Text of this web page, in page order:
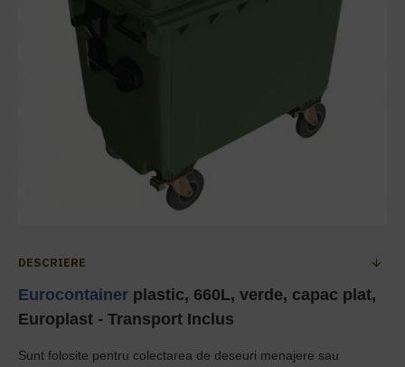
DESCRIERE
Eurocontainer plastic, 660L, verde, capac plat,
Europlast - Transport Inclus
Sunt folosite pentru colectarea de deseuri menajere sau